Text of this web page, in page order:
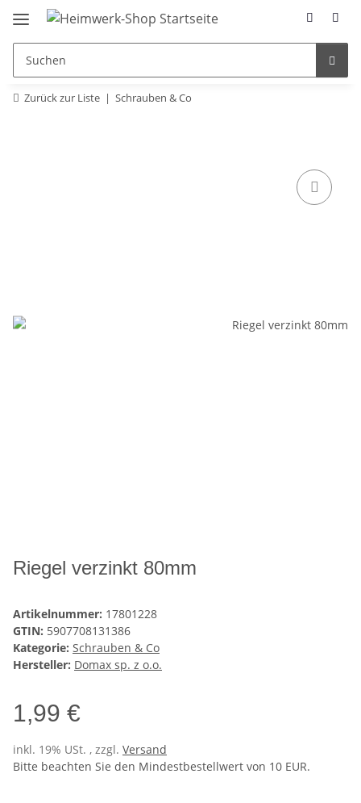
Zurück zur Liste Schrauben & Co
Riegel verzinkt 80mm
Artikelnummer: 17801228
GTIN: 5907708131386
Kategorie: Schrauben & Co
Hersteller: Domax sp. z o.o.
1,99 €
inkl. 19% USt. , zzgl. Versand
Bitte beachten Sie den Mindestbestellwert von 10 EUR.